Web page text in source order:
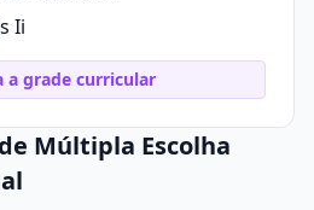
Ii
a grade curricular
Múltipla Escolha